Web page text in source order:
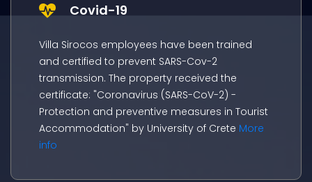
Covid-19
Villa Sirocos employees have been trained
and certified to prevent SARS-Cov-2
transmission. The property received the
certificate: "Coronavirus (SARS-CoV-2) -
Protection and preventive measures in Tourist
Accommodation" by University of Crete More
info